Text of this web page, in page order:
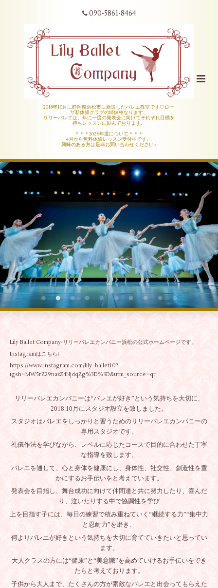
090-5861-8464
2018年10月に静岡県浜松市に新設したバレエ教室です♡ロー
ザ新体操クラブの姉妹校なります。
リリーバレエは、年に一度の発表会に向けてそれぞれ目標を
持ちレッスンに励んでおります。
＊＊＊2026年度について＊＊＊
4月から無料体験レッスン受付中です。
興味のある方は是非お問い合わせください♪
Lily Ballet Company-リリーバレエカンパニー浜松の公式ホームページです。
Instagramはこちら↓
https://www.instagram.com/lily_ballet10?
igsh=MW5rZ29nazZ4NjdqZg%3D%3D&utm_source=qr
リリーバレエカンパニーは“バレエが好き”という気持ちを大切に、
2018.10月にスタジオ設立を致しました。
スタジオはバレエをしっかりと習うためのリリーバレエカンパニーの
専用スタジオです。
礼儀作法を学びながら、レベルに応じたコースで目的に合わせた丁寧
な指導を致します。
バレエを通して、心と身体を健康にし、身体性、社交性、創造性を豊
かにするお手伝いをと考えています。
発表会を目指し、舞台成功に向けて仲間達と共に努力したり、喜んだ
り、泣いたりする中で協調性を学び
上を目指す子には、毎日の練習で積み重ねていく“継続する力”“集中力
と忍耐力”を磨き、
何よりバレエが好きという気持ちを大切に育てていきたいと思ってい
ます。
大人クラスの方には“健康”と“美意識”を高めていけるお手伝いをでき
たらと考えております。
子供から大人まで、たくさんの方が素敵なバレエと出会ってもらえた